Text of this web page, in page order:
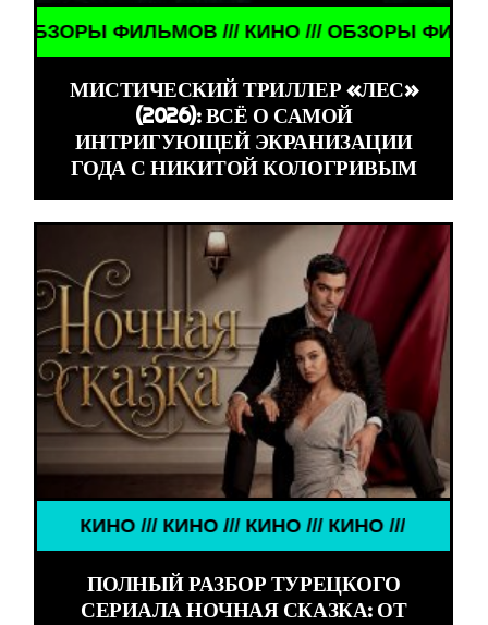
ФИЛЬМОВ /// КИНО /// ОБЗОРЫ ФИЛЬМОВ
МИСТИЧЕСКИЙ ТРИЛЛЕР «ЛЕС»
(2026): ВСЁ О САМОЙ
ИНТРИГУЮЩЕЙ ЭКРАНИЗАЦИИ
ГОДА С НИКИТОЙ КОЛОГРИВЫМ
КИНО /// КИНО /// КИНО /// КИНО ///
ПОЛНЫЙ РАЗБОР ТУРЕЦКОГО
СЕРИАЛА НОЧНАЯ СКАЗКА: ОТ